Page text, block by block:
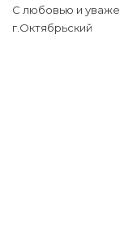
С любовью и
г.Октябрьский